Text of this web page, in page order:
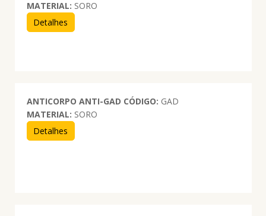
MATERIAL: SORO
Detalhes
ANTICORPO ANTI-GAD CÓDIGO: GAD
MATERIAL: SORO
Detalhes